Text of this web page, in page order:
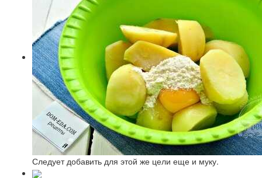
Следует добавить для этой же цели еще и муку.